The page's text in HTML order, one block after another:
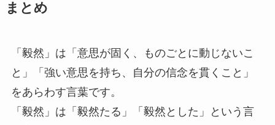
まとめ
「毅然」は「意思が固く、ものごとに動じないこ
と」「強い意思を持ち、自分の信念を貫くこと」
をあらわす言葉です。
「毅然」は「毅然たる」「毅然とした」という言